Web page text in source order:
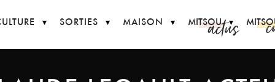
SORTIES MAISON MITSOUactus